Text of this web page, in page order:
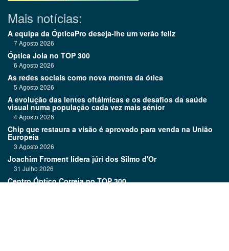
Mais notícias:
A equipa da ÓpticaPro deseja-lhe um verão feliz
7 Agosto 2026
Óptica Joia no TOP 300
6 Agosto 2026
As redes sociais como nova montra da ótica
5 Agosto 2026
A evolução das lentes oftálmicas e os desafios da saúde
visual numa população cada vez mais sénior
4 Agosto 2026
Chip que restaura a visão é aprovado para venda na União
Europeia
3 Agosto 2026
Joachim Froment lidera júri dos Silmo d'Or
31 Julho 2026
Centro Óptico Correia no TOP 300